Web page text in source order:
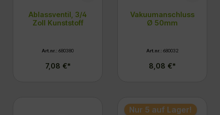
Ablassventil, 3/4
Zoll Kunststoff
Art.nr.: 680380
7,08 €*
Vakuumanschluss
Ø 50mm
Art.nr.: 680032
8,08 €*
Nur 5 auf Lager!